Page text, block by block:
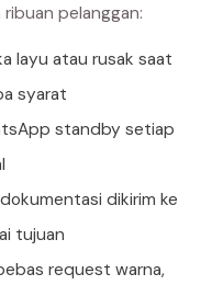
pelanggan:
layu atau rusak saat
syarat
standby setiap
dikirim ke
tujuan
request warna,